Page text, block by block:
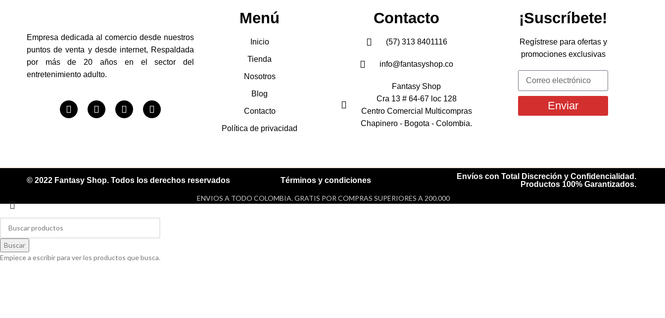
Empresa dedicada al comercio desde nuestros
puntos de venta y desde internet, Respaldada
por más de 20 años en el sector del
entretenimiento adulto.
Menú
Inicio
Tienda
Nosotros
Blog
Contacto
Política de privacidad
Contacto
(57) 313 8401116
info@fantasyshop.co
Fantasy Shop
Cra 13 # 64-67 loc 128
Centro Comercial Multicompras
Chapinero - Bogota - Colombia.
¡Suscríbete!
Regístrese para ofertas y
promociones exclusivas
Enviar
© 2022 Fantasy Shop. Todos los derechos reservados Términos y condiciones
Envíos con Total Discreción y Confidencialidad.
Productos 100% Garantizados.
Buscar
Empiece a escribir para ver los productos que busca.
ENVIOS A TODO COLOMBIA. GRATIS POR COMPRAS SUPERIORES A 200.000